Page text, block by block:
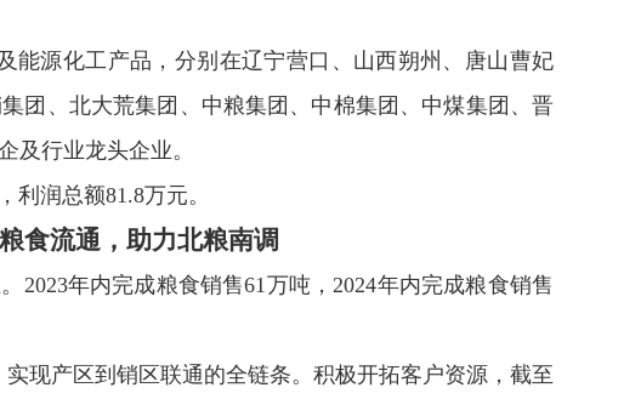
能源化工产品 ，分别在辽宁营口、山西朔州、唐山曹妃
团、北大荒集团、 中粮集团、中棉集团、中煤集团、晋
及行业龙头企业。
利润总额81.8万元。
食流通，助力北粮南调
2023年内完成粮食销售61万吨，2024年内完成粮食销售
现产区到销区联通的全链条。积极开拓客户资源，截至